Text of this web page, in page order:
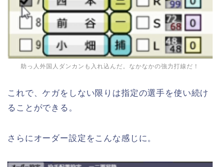
助っ人外国人ダンカンも入れ込んだ。なかなかの強力打線だ！
これで、ケガをしない限りは指定の選手を使い続け
ることができる。
さらにオーダー設定をこんな感じに。